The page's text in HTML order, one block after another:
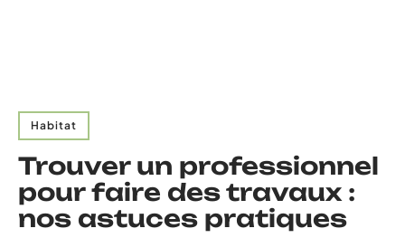
Habitat
Trouver un professionnel
pour faire des travaux :
nos astuces pratiques